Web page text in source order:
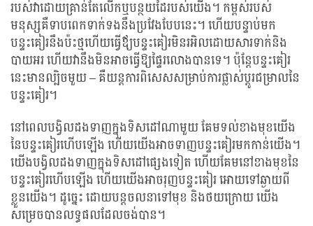
របស់វាដោយគ្រាន់តែលើកឬបន្ថយដៃរបស់យើង។ កម្ពស់របស់
មនុស្សគឺទាបពេកទាក់ទងនឹងប្រវែងបែបនេះ។ ហើយបន្ទាប់មក
បន្ទះគៀរ​នឹងប៉ះថ្មហើយធ្វើឪ្យបន្ទះគៀរមិនរអិលដោយសារទាក់និង
បាយអរ ហើយវានឹងមិនអាចធ្វើឱ្យផ្ទៃរលោងបានទេ។ ប៉ុន្តែបន្ទះគៀរ
នេះមានល្បិចមួយ – គឺយន្តការពិសេសសម្រាប់ការផ្លាស់ប្តូរជម្រាលនៃ
បន្ទះគៀរ។
នៅពេលបង្វិលដងទាញក្នុងទិសដៅណាមួយ គែមទល់ខាងមុខយើង
នៃបន្ទះគៀរហើបឡើង ហើយយើងអាចទាញបន្ទះគៀរមកកាន់យើង។
យើងបង្វិលដងទាញក្នុងទិសដៅផ្សេងទៀត ហើយគែមនៅខាងមុខនៃ
បន្ទះគៀរហើបឡើង ហើយយើងអាចរុញបន្ទះគៀរ អោយទៅឆ្ងាយពី
ខ្លួនយើង។ ដូច្នេះ ដោយបន្តចលនាទៅមុខ និងថយក្រោយ យើង
សម្រេចបានលទ្ធផលដែលចង់បាន។